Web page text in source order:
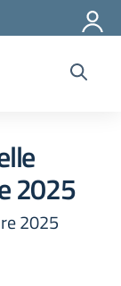
2025
2025